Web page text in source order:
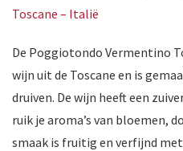
Toscane – Italië
De Poggiotondo Vermentino
wijn uit de Toscane en is
druiven. De wijn heeft een
ruik je aroma’s van bloemen,
smaak is fruitig en verfijnd